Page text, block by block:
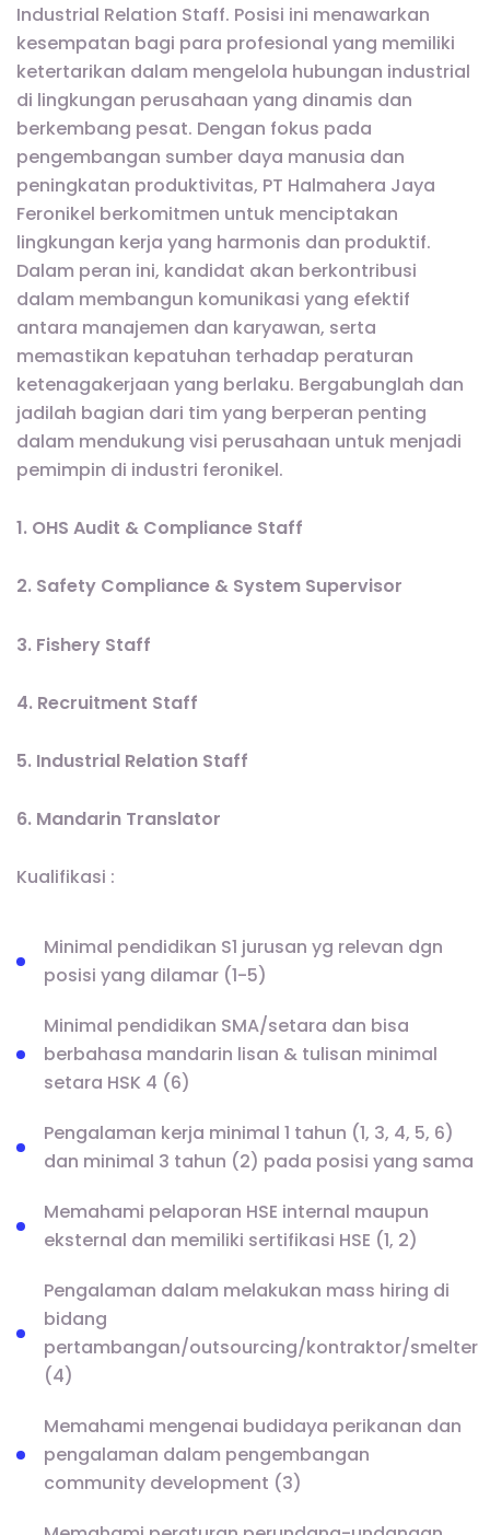
Industrial Relation Staff. Posisi ini menawarkan
kesempatan bagi para profesional yang memiliki
ketertarikan dalam mengelola hubungan industrial
di lingkungan perusahaan yang dinamis dan
berkembang pesat. Dengan fokus pada
pengembangan sumber daya manusia dan
peningkatan produktivitas, PT Halmahera Jaya
Feronikel berkomitmen untuk menciptakan
lingkungan kerja yang harmonis dan produktif.
Dalam peran ini, kandidat akan berkontribusi
dalam membangun komunikasi yang efektif
antara manajemen dan karyawan, serta
memastikan kepatuhan terhadap peraturan
ketenagakerjaan yang berlaku. Bergabunglah dan
jadilah bagian dari tim yang berperan penting
dalam mendukung visi perusahaan untuk menjadi
pemimpin di industri feronikel.
1. OHS Audit & Compliance Staff
2. Safety Compliance & System Supervisor
3. Fishery Staff
4. Recruitment Staff
5. Industrial Relation Staff
6. Mandarin Translator
Kualifikasi :
Minimal pendidikan S1 jurusan yg relevan dgn
posisi yang dilamar (1-5)
Minimal pendidikan SMA/setara dan bisa
berbahasa mandarin lisan & tulisan minimal
setara HSK 4 (6)
Pengalaman kerja minimal 1 tahun (1, 3, 4, 5, 6)
dan minimal 3 tahun (2) pada posisi yang sama
Memahami pelaporan HSE internal maupun
eksternal dan memiliki sertifikasi HSE (1, 2)
Pengalaman dalam melakukan mass hiring di
bidang
pertambangan/outsourcing/kontraktor/smelter
(4)
Memahami mengenai budidaya perikanan dan
pengalaman dalam pengembangan
community development (3)